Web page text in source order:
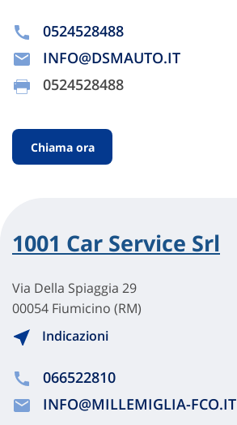
0524528488
INFO@DSMAUTO.IT
0524528488
Chiama ora
1001 Car Service Srl
Via Della Spiaggia 29
00054 Fiumicino (RM)
Indicazioni
066522810
INFO@MILLEMIGLIA-FCO.IT